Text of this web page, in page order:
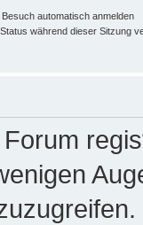
Besuch automatisch anmelden
während dieser Sitzung